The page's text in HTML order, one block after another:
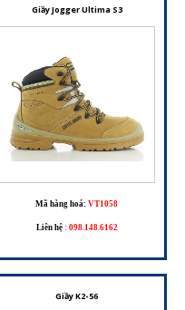
Giầy Jogger Ultima S3
Mã hàng hoá: VT1058
Liên hệ : 098.148.6162
Giầy K2-56